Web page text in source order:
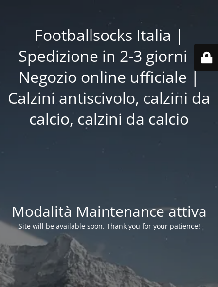
Footballsocks Italia |
Spedizione in 2-3 giorni |
Negozio online ufficiale |
Calzini antiscivolo, calzini da
calcio, calzini da calcio
Modalità Maintenance attiva
Site will be available soon. Thank you for your patience!